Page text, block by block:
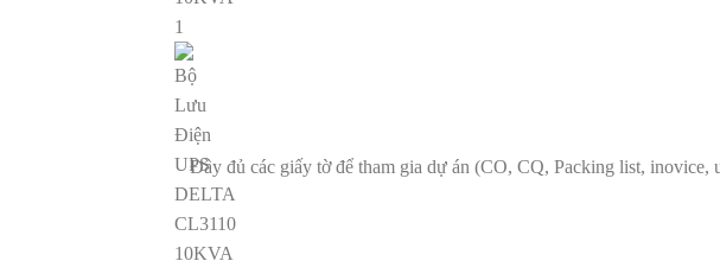
Đầy đủ các giấy tờ để tham gia dự án (CO, CQ, Packing list, inovice,